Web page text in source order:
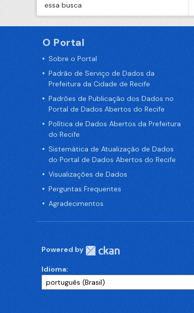
essa busca
O Portal
Sobre o Portal
Padrão de Serviço de Dados da
Prefeitura da Cidade de Recife
Padrões de Publicação dos Dados no
Portal de Dados Abertos do Recife
Política de Dados Abertos da Prefeitura
do Recife
Sistemática de Atualização de Dados
do Portal de Dados Abertos do Recife
Visualizações de Dados
Perguntas Frequentes
Agradecimentos
Powered by
Idioma